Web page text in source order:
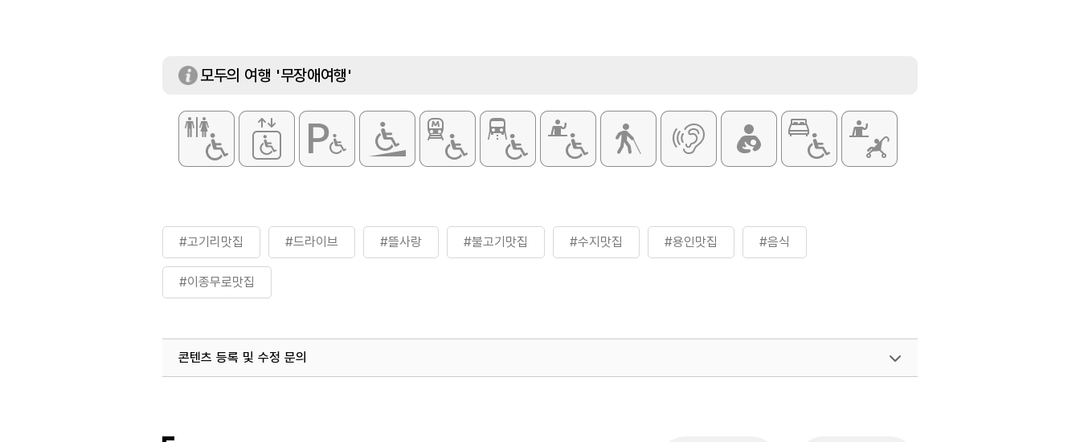
모두의 여행 '무장애여행'
#고기리맛집 #드라이브 #뜰사랑 #불고기맛집 #수지맛집 #용인맛집 #음식
#이종무로맛집
콘텐츠 등록 및 수정 문의